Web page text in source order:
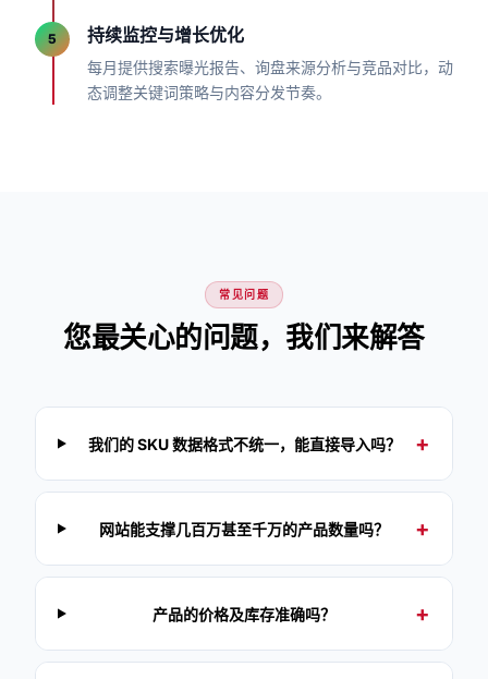
5 持续监控与增长优化
每月提供搜索曝光报告、询盘来源分析与竞品对比，动
态调整关键词策略与内容分发节奏。
常见问题
您最关心的问题，我们来解答
我们的 SKU 数据格式不统一，能直接导入吗？
网站能支撑几百万甚至千万的产品数量吗？
产品的价格及库存准确吗？